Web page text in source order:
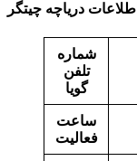
اطلاعات دریاچه چیتگر
شماره
تلفن
گویا
ساعت
فعالیت